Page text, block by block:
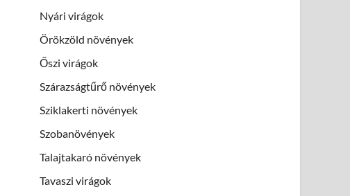
Nyári virágok
Örökzöld növények
Őszi virágok
Szárazságtűrő növények
Sziklakerti növények
Szobanövények
Talajtakaró növények
Tavaszi virágok